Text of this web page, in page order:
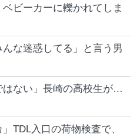
ビーカーに轢かれてしま
な迷惑してる」と言う男
はない」長崎の高校生が…
TDL入口の荷物検査で、